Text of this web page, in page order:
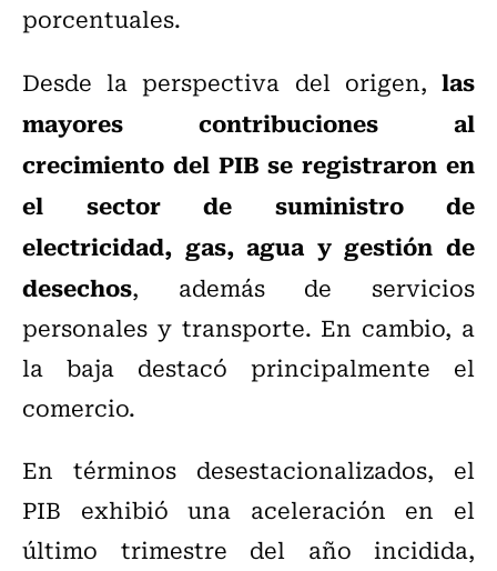
porcentuales.
Desde la perspectiva del origen, las
mayores contribuciones al
crecimiento del PIB se registraron en
el sector de suministro de
electricidad, gas, agua y gestión de
desechos, además de servicios
personales y transporte. En cambio, a
la baja destacó principalmente el
comercio.
En términos desestacionalizados, el
PIB exhibió una aceleración en el
último trimestre del año incidida,